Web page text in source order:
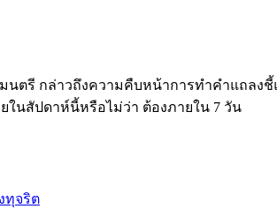
นตรี กล่าวถึงความคืบหน้าการทำคำแถล
นสัปดาห์นี้หรือไม่ว่า ต้องภายใน 7 วัน
ทุจริต